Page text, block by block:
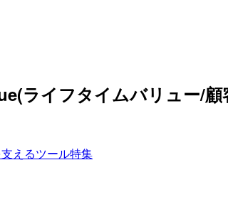
ライフタイムバリュー/
えるツール特集